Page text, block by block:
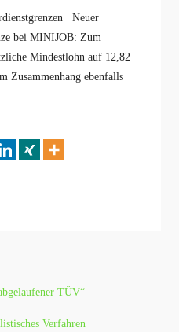
Neuer
bei MINIJOB: Zum
Mindestlohn auf 12,82
Zusammenhang ebenfalls
TÜV“
Verfahren